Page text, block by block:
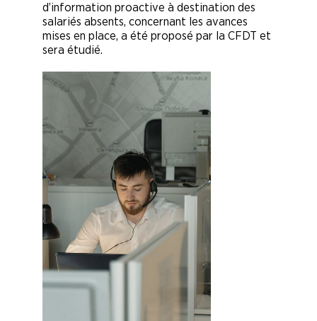
d’information proactive à destination des
salariés absents, concernant les avances
mises en place, a été proposé par la CFDT et
sera étudié.